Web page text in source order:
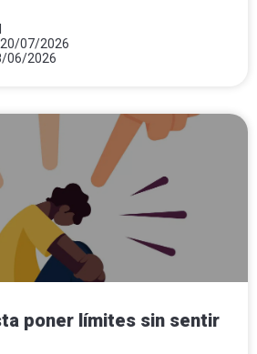
07/2026
06/2026
poner límites sin sentir